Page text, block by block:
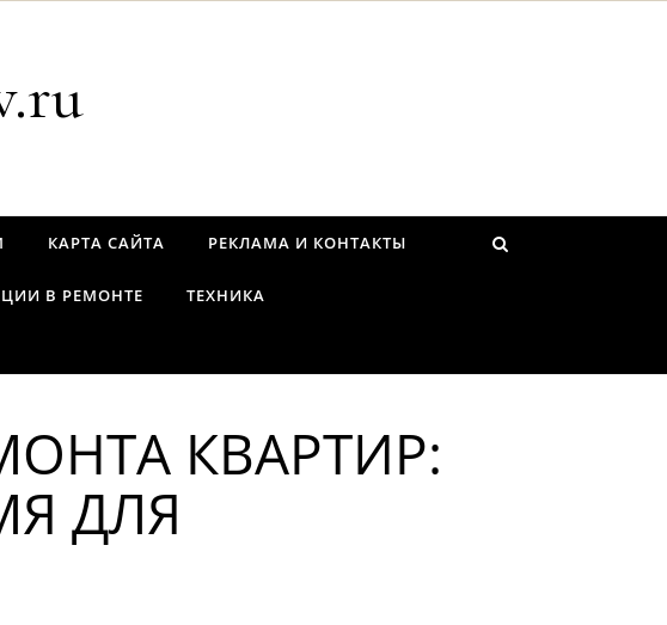
КАРТА САЙТА РЕКЛАМА И КОНТАКТЫ
В РЕМОНТЕ ТЕХНИКА
КВАРТИР:
ДЛЯ